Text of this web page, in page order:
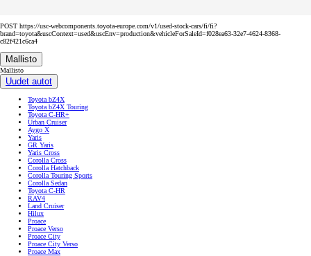
POST https://usc-webcomponents.toyota-europe.com/v1/used-stock-cars/fi/fi?
brand=toyota&uscContext=used&uscEnv=production&vehicleForSaleId=f028ea63-32e7-4624-8368-
c82f421c6ca4
Mallisto
Mallisto
Uudet autot
Toyota bZ4X
Toyota bZ4X Touring
Toyota C-HR+
Urban Cruiser
Aygo X
Yaris
GR Yaris
Yaris Cross
Corolla Cross
Corolla Hatchback
Corolla Touring Sports
Corolla Sedan
Toyota C-HR
RAV4
Land Cruiser
Hilux
Proace
Proace Verso
Proace City
Proace City Verso
Proace Max